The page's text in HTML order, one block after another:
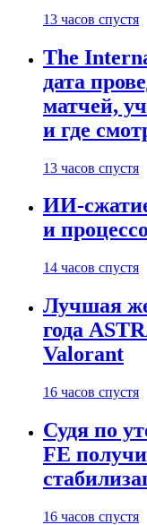
13 часов спустя
The
дата
матчей,
и где
13 часов спустя
ИИ-
и
14 часов спустя
Лучшая
года
Valorant
16 часов спустя
Судя по
FE
16 часов спустя